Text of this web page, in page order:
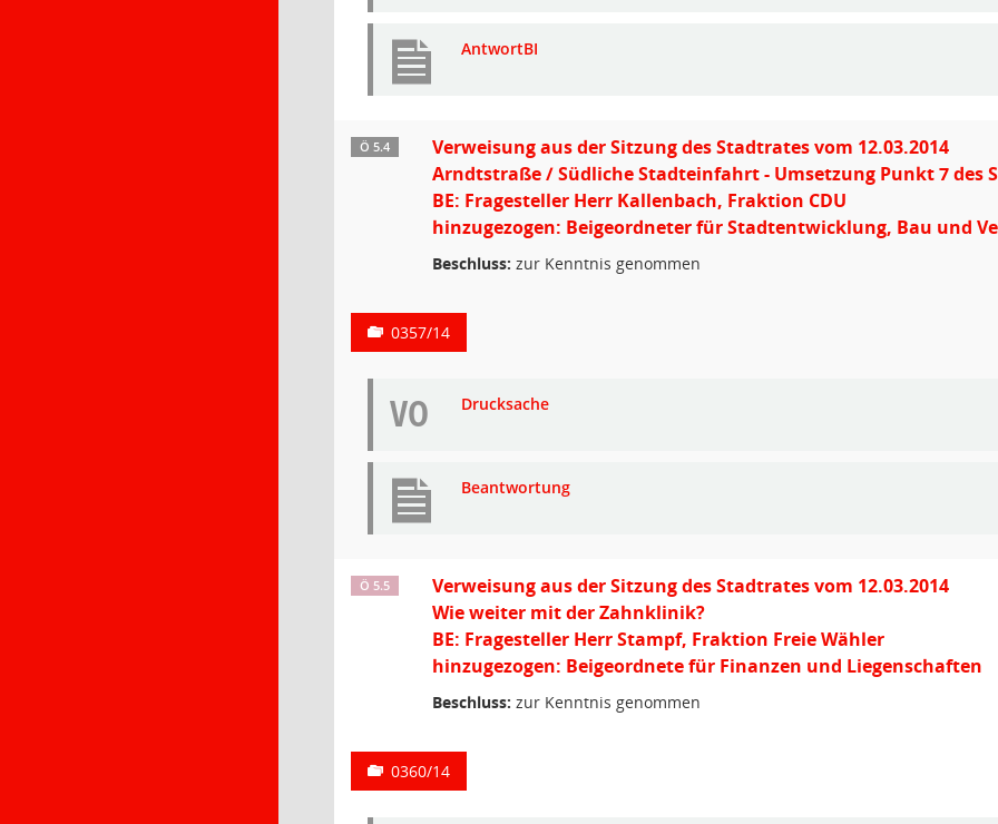
AntwortBI
Ö 5.4
Verweisung aus der Sitzung des Stadtrates vom 12.03.2014
Arndtstraße / Südliche Stadteinfahrt - Umsetzung Punkt 7 des
BE: Fragesteller Herr Kallenbach, Fraktion CDU
hinzugezogen: Beigeordneter für Stadtentwicklung, Bau und
Beschluss: zur Kenntnis genommen
0357/14
VO Drucksache
Beantwortung
Ö 5.5
Verweisung aus der Sitzung des Stadtrates vom 12.03.2014
Wie weiter mit der Zahnklinik?
BE: Fragesteller Herr Stampf, Fraktion Freie Wähler
hinzugezogen: Beigeordnete für Finanzen und Liegenschaften
Beschluss: zur Kenntnis genommen
0360/14